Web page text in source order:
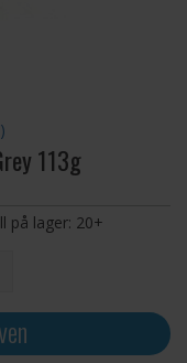
113g
på lager: 20+